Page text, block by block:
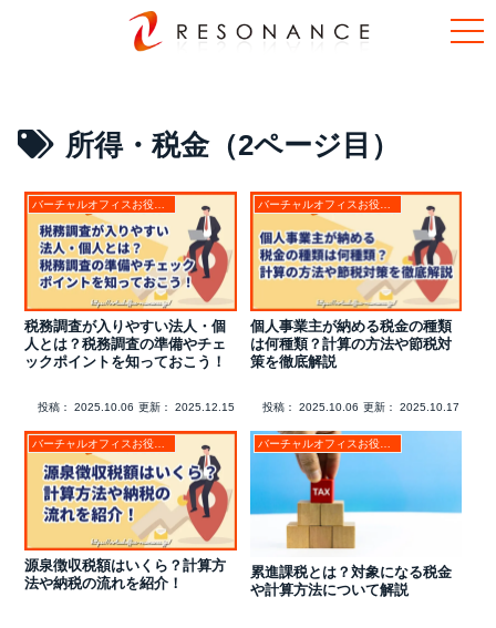
所得・税金（2ページ目）
バーチャルオフィスお役立ちコラム
税務調査が入りやすい法人・個
人とは？税務調査の準備やチェ
ックポイントを知っておこう！
投稿： 2025.10.06 更新： 2025.12.15
バーチャルオフィスお役立ちコラム
個人事業主が納める税金の種類
は何種類？計算の方法や節税対
策を徹底解説
投稿： 2025.10.06 更新： 2025.10.17
バーチャルオフィスお役立ちコラム
源泉徴収税額はいくら？計算方
法や納税の流れを紹介！
バーチャルオフィスお役立ちコラム
累進課税とは？対象になる税金
や計算方法について解説